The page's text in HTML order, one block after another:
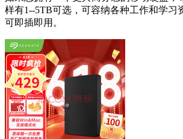
样有1--5TB可选，可容纳各种工作和学
可即插即用。